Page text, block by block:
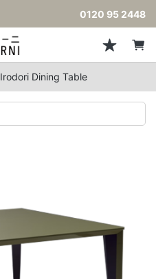
0120 95 2448
Irodori Dining Table